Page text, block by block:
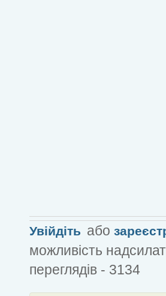
Увійдіть або
можливість
переглядів - 3134